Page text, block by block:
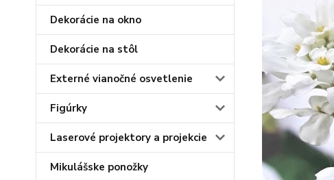
Dekorácie na okno
Dekorácie na stôl
Externé vianočné osvetlenie
Figúrky
Laserové projektory a projekcie
Mikulášske ponožky